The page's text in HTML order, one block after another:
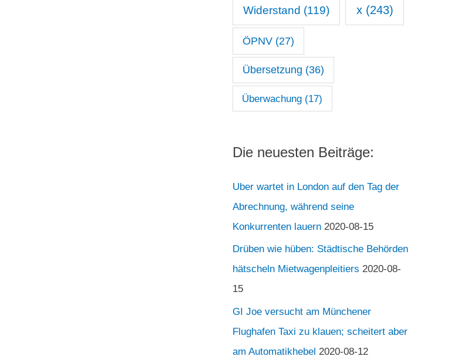
Widerstand (119) x(243)
ÖPNV(27)
Übersetzung (36)
Überwachung (17)
Die neuesten Beiträge:
Uber wartet in London auf den Tag der
Abrechnung, während seine
Konkurrenten lauern 2020-08-15
Drüben wie hüben: Städtische Behörden
hätscheln Mietwagenpleitiers 2020-08-
15
GI Joe versucht am Münchener
Flughafen Taxi zu klauen; scheitert aber
am Automatikhebel 2020-08-12